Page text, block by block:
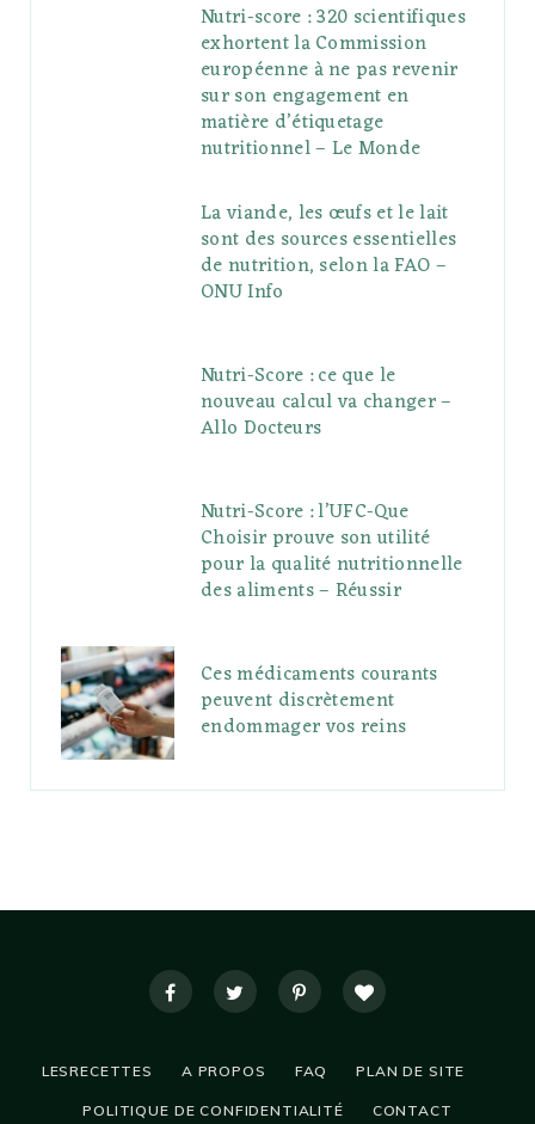
Nutri-score : 320 scientifiques
exhortent la Commission
européenne à ne pas revenir
sur son engagement en
matière d’étiquetage
nutritionnel – Le Monde
La viande, les œufs et le lait
sont des sources essentielles
de nutrition, selon la FAO –
ONU Info
Nutri-Score : ce que le
nouveau calcul va changer –
Allo Docteurs
Nutri-Score : l’UFC-Que
Choisir prouve son utilité
pour la qualité nutritionnelle
des aliments – Réussir
Ces médicaments courants
peuvent discrètement
endommager vos reins
LESRECETTES A PROPOS FAQ PLAN DE SITE
POLITIQUE DE CONFIDENTIALITÉ CONTACT